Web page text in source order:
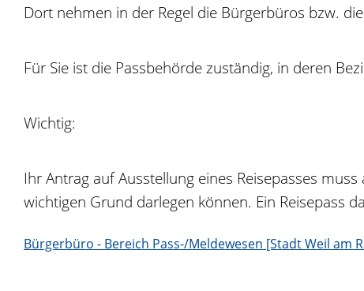
Dort nehmen in der Regel die Bürgerbüros bzw.
Für Sie ist die Passbehörde zuständig, in deren
Wichtig:
Ihr Antrag auf Ausstellung eines Reisepasses
wichtigen Grund darlegen können. Ein Reisepass
Bürgerbüro - Bereich Pass-/Meldewesen [Stadt Weil am